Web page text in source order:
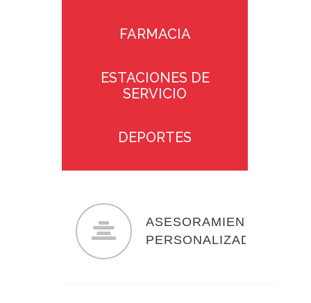
FARMACIA
ESTACIONES DE
SERVICIO
DEPORTES
INFORMACIÓN
MUNICIPAL
ASESORAMIENTO
PERSONALIZADO